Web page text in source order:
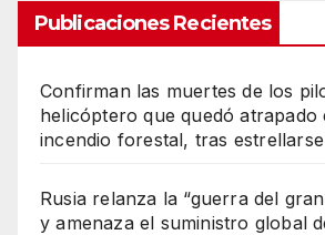
Publicaciones Recientes
Confirman las muertes de los
helicóptero que quedó atrapado
incendio forestal, tras
Rusia relanza la “guerra del
y amenaza el suministro global